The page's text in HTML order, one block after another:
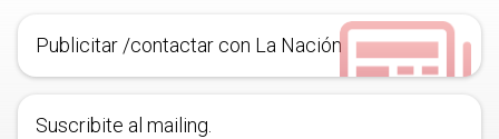
Publicitar /contactar con La Nación
Suscribite al mailing.